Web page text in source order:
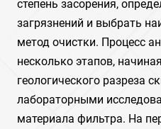
степень засорения,
загрязнений и выбрать
метод очистки. Процесс
несколько этапов,
геологического разреза
лабораторными
материала фильтра. На